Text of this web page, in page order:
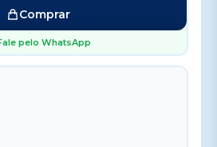
Comprar
pelo WhatsApp